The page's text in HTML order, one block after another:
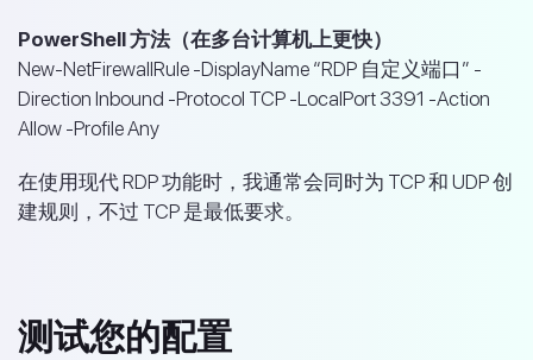
PowerShell 方法（在多台计算机上更快）
New-NetFirewallRule -DisplayName “RDP 自定义端口” -
Direction Inbound -Protocol TCP -LocalPort 3391 -Action
Allow -Profile Any
在使用现代 RDP 功能时，我通常会同时为 TCP 和 UDP 创
建规则，不过 TCP 是最低要求。
测试您的配置